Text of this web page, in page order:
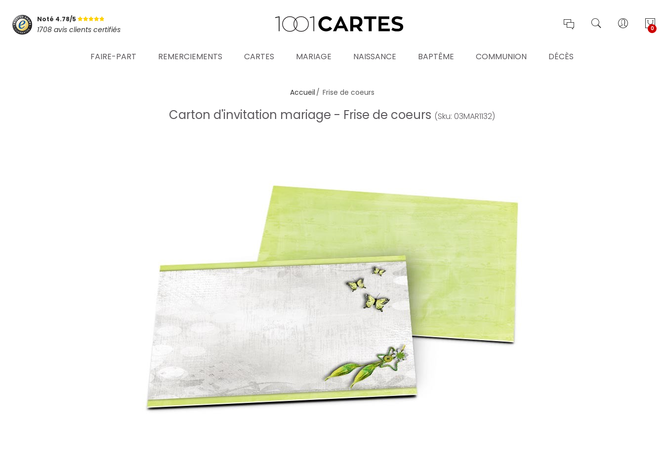
Noté 4.78/5
1708 avis clients certifiés 0
FAIRE-PART REMERCIEMENTS CARTES MARIAGE NAISSANCE BAPTÊME COMMUNION DÉCÈS
Mot de passe oublié ?
SE CONNECTER
Accueil Frise de coeurs
Carton d'invitation mariage - Frise de coeurs (Sku: 03MAR1132)